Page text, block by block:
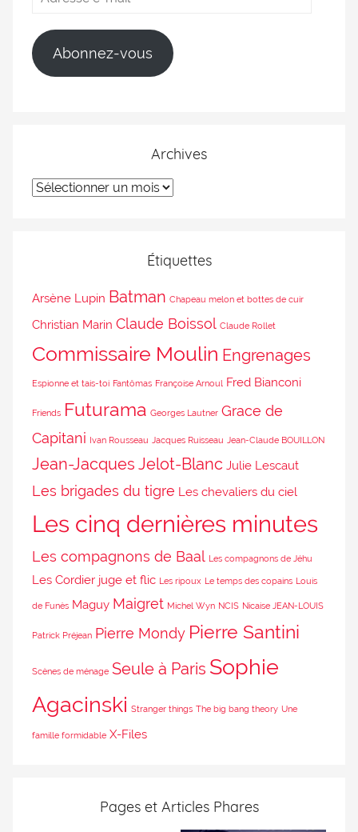
Abonnez-vous
Archives
Étiquettes
Arsène Lupin Batman Chapeau melon et bottes de cuir
Christian Marin Claude Boissol Claude Rollet
Commissaire Moulin Engrenages
Espionne et tais-toi Fantômas Françoise Arnoul Fred Bianconi
Friends Futurama Georges Lautner Grace de
Capitani
Ivan Rousseau Jacques Ruisseau Jean-Claude BOUILLON
Jean-Jacques Jelot-Blanc Julie Lescaut
Les brigades du tigre Les chevaliers du ciel
Les cinq dernières minutes
Les compagnons de Baal Les compagnons de Jéhu
Les Cordier juge et flic Les ripoux Le temps des copains Louis
de Funès Maguy Maigret Michel Wyn NCIS Nicaise JEAN-LOUIS
Patrick Préjean Pierre Mondy Pierre Santini
Scènes de ménage Seule à Paris Sophie
Agacinski Stranger things The big bang theory Une
famille formidable X-Files
Pages et Articles Phares